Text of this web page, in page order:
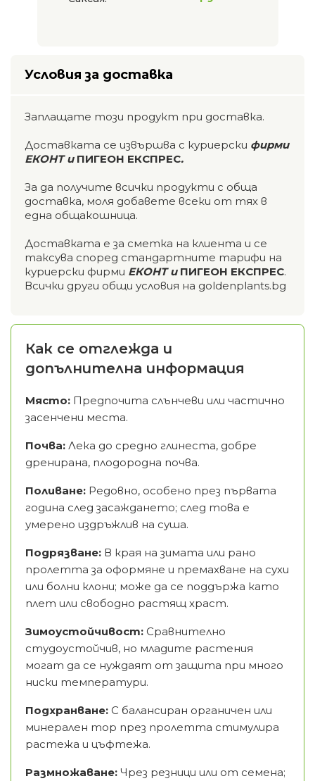
Условия за доставка
Заплащате този продукт при доставка.
Доставката се извършва с куриерски фирми
ЕКОНТ и ПИГЕОН ЕКСПРЕС.
За да получите всички продукти с обща
доставка, моля добавете всеки от тях в
една общакошница.
Доставката е за сметка на клиента и се
таксува според стандартните тарифи на
куриерски фирми ЕКОНТ и ПИГЕОН ЕКСПРЕС.
Всички други общи условия на goldenplants.bg
Как се отглежда и
допълнителна информация
Място: Предпочита слънчеви или частично
засенчени места.
Почва: Лека до средно глинеста, добре
дренирана, плодородна почва.
Поливане: Редовно, особено през първата
година след засаждането; след това е
умерено издръжлив на суша.
Подрязване: В края на зимата или рано
пролетта за оформяне и премахване на сухи
или болни клони; може да се поддържа като
плет или свободно растящ храст.
Зимоустойчивост: Сравнително
студоустойчив, но младите растения
могат да се нуждаят от защита при много
ниски температури.
Подхранване: С балансиран органичен или
минерален тор през пролетта стимулира
растежа и цъфтежа.
Размножаване: Чрез резници или от семена;